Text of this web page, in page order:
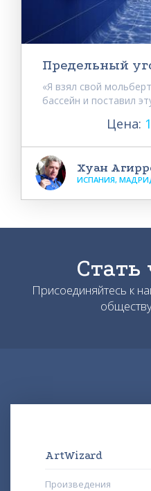
Предельный
«Я взял свой
бассейн и поставил
Цена:
Хуан
ИСПАНИЯ,
Присоединяйтесь к
ArtWizard
Произведения